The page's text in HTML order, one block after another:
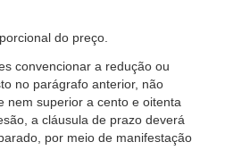
do preço.
convencionar a redução ou
no parágrafo anterior, não
nem superior a cento e oitenta
a cláusula de prazo deverá
por meio de manifestação